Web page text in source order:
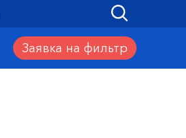
Заявка на фильтр